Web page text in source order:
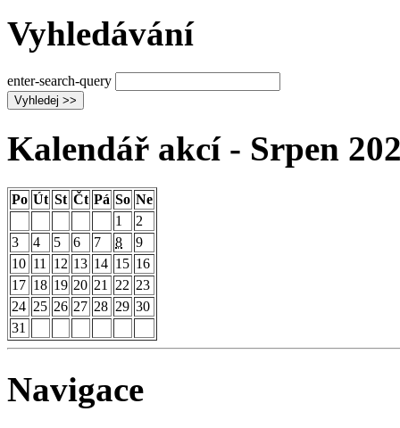
Vyhledávání
enter-search-query
Vyhledej >>
Kalendář akcí - Srpen
Po Út St Čt Pá So Ne
1
2
3
4 5 6 7 8
9
10 11 12 13 14 15 16
17 18 19 20 21 22 23
24 25 26 27 28 29 30
31
Navigace